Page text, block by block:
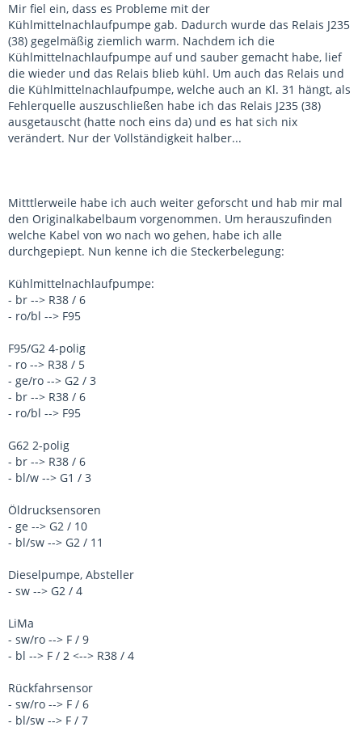
Mir fiel ein, dass es Probleme mit der
Kühlmittelnachlaufpumpe gab. Dadurch wurde das Relais J235
(38) gegelmäßig ziemlich warm. Nachdem ich die
Kühlmittelnachlaufpumpe auf und sauber gemacht habe, lief
die wieder und das Relais blieb kühl. Um auch das Relais und
die Kühlmittelnachlaufpumpe, welche auch an Kl. 31 hängt, als
Fehlerquelle auszuschließen habe ich das Relais J235 (38)
ausgetauscht (hatte noch eins da) und es hat sich nix
verändert. Nur der Vollständigkeit halber...
Mitttlerweile habe ich auch weiter geforscht und hab mir mal
den Originalkabelbaum vorgenommen. Um herauszufinden
welche Kabel von wo nach wo gehen, habe ich alle
durchgepiept. Nun kenne ich die Steckerbelegung:
Kühlmittelnachlaufpumpe:
- br --> R38 / 6
- ro/bl --> F95
F95/G2 4-polig
- ro --> R38 / 5
- ge/ro --> G2 / 3
- br --> R38 / 6
- ro/bl --> F95
G62 2-polig
- br --> R38 / 6
- bl/w --> G1 / 3
Öldrucksensoren
- ge --> G2 / 10
- bl/sw --> G2 / 11
Dieselpumpe, Absteller
- sw --> G2 / 4
LiMa
- sw/ro --> F / 9
- bl --> F / 2 <--> R38 / 4
Rückfahrsensor
- sw/ro --> F / 6
- bl/sw --> F / 7